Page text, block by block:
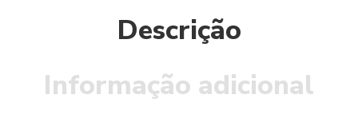
Descrição
Informação adicional